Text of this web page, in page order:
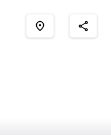
place share